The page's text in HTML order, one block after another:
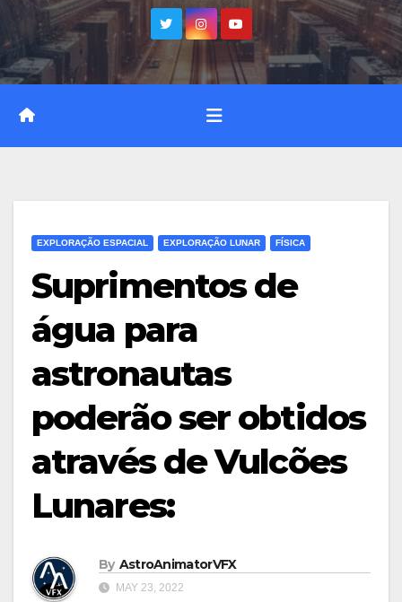
EXPLORAÇÃO ESPACIAL EXPLORAÇÃO LUNAR FÍSICA
Suprimentos de
água para
astronautas
poderão ser obtidos
através de Vulcões
Lunares:
By AstroAnimatorVFX
MAY 23, 2022